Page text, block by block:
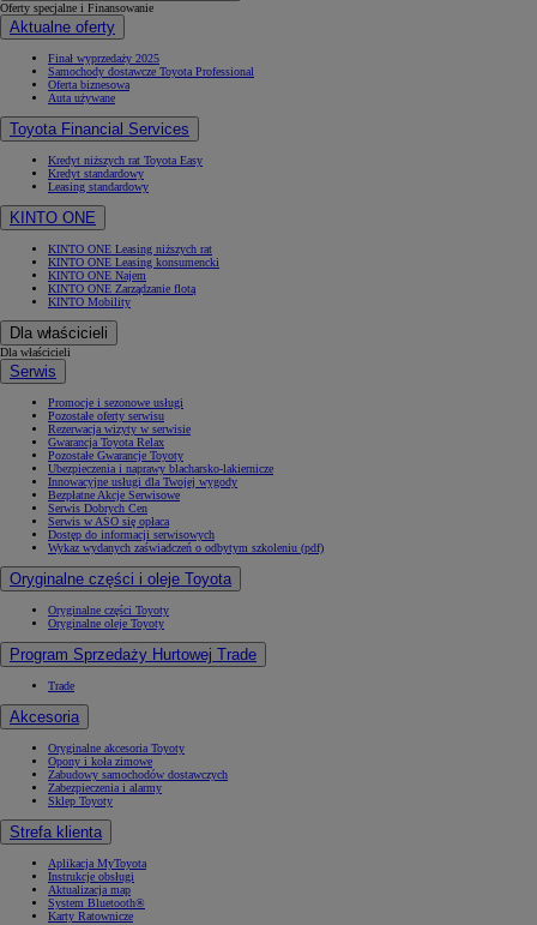
Oferty specjalne i Finansowanie
Aktualne oferty
Finał wyprzedaży 2025
Samochody dostawcze Toyota Professional
Oferta biznesowa
Auta używane
Toyota Financial Services
Kredyt niższych rat Toyota Easy
Kredyt standardowy
Leasing standardowy
KINTO ONE
KINTO ONE Leasing niższych rat
KINTO ONE Leasing konsumencki
KINTO ONE Najem
KINTO ONE Zarządzanie flotą
KINTO Mobility
Dla właścicieli
Dla właścicieli
Serwis
Promocje i sezonowe usługi
Pozostałe oferty serwisu
Rezerwacja wizyty w serwisie
Gwarancja Toyota Relax
Pozostałe Gwarancje Toyoty
Ubezpieczenia i naprawy blacharsko-lakiernicze
Innowacyjne usługi dla Twojej wygody
Bezpłatne Akcje Serwisowe
Serwis Dobrych Cen
Serwis w ASO się opłaca
Dostęp do informacji serwisowych
Wykaz wydanych zaświadczeń o odbytym szkoleniu (pdf)
Oryginalne części i oleje Toyota
Oryginalne części Toyoty
Oryginalne oleje Toyoty
Program Sprzedaży Hurtowej Trade
Trade
Akcesoria
Oryginalne akcesoria Toyoty
Opony i koła zimowe
Zabudowy samochodów dostawczych
Zabezpieczenia i alarmy
Sklep Toyoty
Strefa klienta
Aplikacja MyToyota
Instrukcje obsługi
Aktualizacja map
System Bluetooth®
Karty Ratownicze